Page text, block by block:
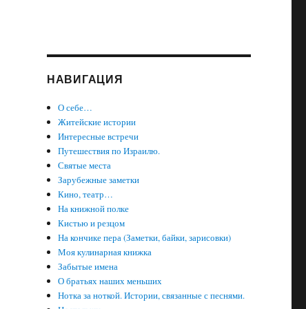
НАВИГАЦИЯ
О себе…
Житейские истории
Интересные встречи
Путешествия по Израилю.
Святые места
Зарубежные заметки
Кино, театр…
На книжной полке
Кистью и резцом
На кончике пера (Заметки, байки, зарисовки)
Моя кулинарная книжка
Забытые имена
О братьях наших меньших
Нотка за ноткой. Истории, связанные с песнями.